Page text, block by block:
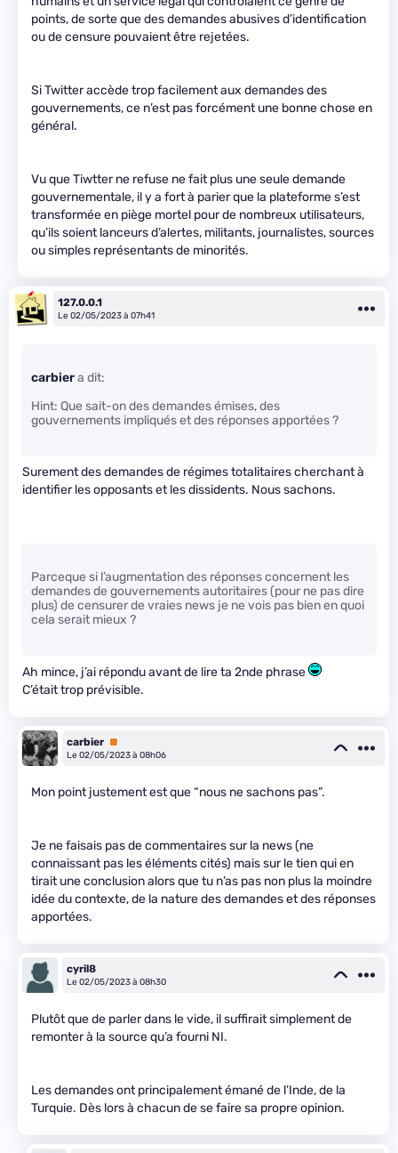
points, de sorte que des demandes abusives d’identification
ou de censure pouvaient être rejetées.
Si Twitter accède trop facilement aux demandes des
gouvernements, ce n’est pas forcément une bonne chose en
général.
Vu que Tiwtter ne refuse ne fait plus une seule demande
gouvernementale, il y a fort à parier que la plateforme s’est
transformée en piège mortel pour de nombreux utilisateurs,
qu’ils soient lanceurs d’alertes, militants, journalistes, sources
ou simples représentants de minorités.
127.0.0.1
Le 02/05/2023 à 07h41
carbiera dit:
Hint: Que sait-on des demandes émises, des
gouvernements impliqués et des réponses apportées ?
Surement des demandes de régimes totalitaires cherchant à
identifier les opposants et les dissidents. Nous sachons.
Parceque si l’augmentation des réponses concernent les
demandes de gouvernements autoritaires (pour ne pas dire
plus) de censurer de vraies news je ne vois pas bien en quoi
cela serait mieux ?
Ah mince, j’ai répondu avant de lire ta 2nde phrase
C’était trop prévisible.
carbier Premium
Le 02/05/2023 à 08h06
Mon point justement est que “nous ne sachons pas”.
Je ne faisais pas de commentaires sur la news (ne
connaissant pas les éléments cités) mais sur le tien qui en
tirait une conclusion alors que tu n’as pas non plus la moindre
idée du contexte, de la nature des demandes et des réponses
apportées.
cyril8
Le 02/05/2023 à 08h30
Plutôt que de parler dans le vide, il suffirait simplement de
remonter à la source qu’a fourni NI.
Les demandes ont principalement émané de l’Inde, de la
Turquie. Dès lors à chacun de se faire sa propre opinion.